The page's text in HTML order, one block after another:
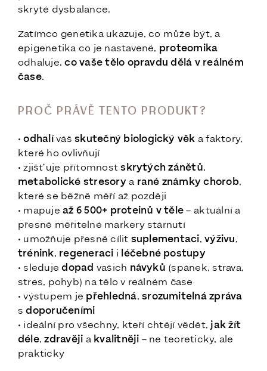
skryté dysbalance.
Zatímco genetika ukazuje, co může být, a
epigenetika co je nastavené, proteomika
odhaluje,co vaše tělo opravdu dělá v reálném
čase.
PROČ PRÁVĚ TENTO PRODUKT?
•odhalívášskutečný biologický věk a faktory,
které ho ovlivňují
• zjišťuje přítomnostskrytých zánětů,
metabolické stresorya rané známky chorob,
které se běžně měří až později
• mapuje až 6 500+ proteinů v těle–⁠ aktuální a
přesně měřitelné markery stárnutí
• umožňuje přesně cílit suplementaci,výživu,
trénink, regeneraci i léčebné postupy
• sledujedopad vašich návyků (spánek, strava,
stres, pohyb) na tělo v reálném čase
• výstupem je přehledná,srozumitelnázpráva
sdoporučeními
• ideální pro všechny, kteří chtějí vědět,jak žít
déle,zdravěji a kvalitněji – ne teoreticky, ale
prakticky